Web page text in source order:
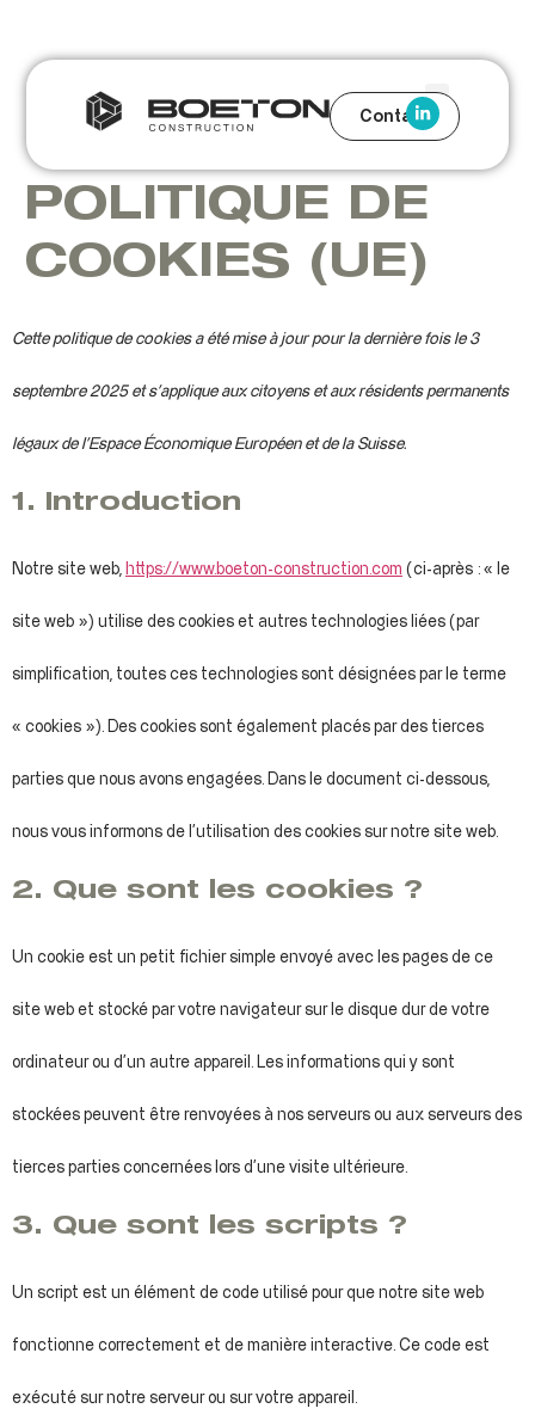
Contact
POLITIQUE DE
COOKIES (UE)
Cette politique de cookies a été mise à jour pour la dernière fois le 3
septembre 2025 et s’applique aux citoyens et aux résidents permanents
légaux de l’Espace Économique Européen et de la Suisse.
1. Introduction
Notre site web, https://www.boeton-construction.com (ci-après : « le
site web ») utilise des cookies et autres technologies liées (par
simplification, toutes ces technologies sont désignées par le terme
« cookies »). Des cookies sont également placés par des tierces
parties que nous avons engagées. Dans le document ci-dessous,
nous vous informons de l’utilisation des cookies sur notre site web.
2. Que sont les cookies ?
Un cookie est un petit fichier simple envoyé avec les pages de ce
site web et stocké par votre navigateur sur le disque dur de votre
ordinateur ou d’un autre appareil. Les informations qui y sont
stockées peuvent être renvoyées à nos serveurs ou aux serveurs des
tierces parties concernées lors d’une visite ultérieure.
3. Que sont les scripts ?
Un script est un élément de code utilisé pour que notre site web
fonctionne correctement et de manière interactive. Ce code est
exécuté sur notre serveur ou sur votre appareil.